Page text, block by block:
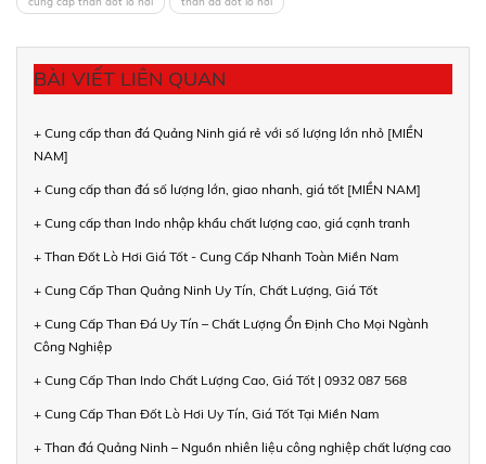
BÀI VIẾT LIÊN QUAN
+ Cung cấp than đá Quảng Ninh giá rẻ với số lượng lớn nhỏ [MIỀN
NAM]
+ Cung cấp than đá số lượng lớn, giao nhanh, giá tốt [MIỀN NAM]
+ Cung cấp than Indo nhập khẩu chất lượng cao, giá cạnh tranh
+ Than Đốt Lò Hơi Giá Tốt - Cung Cấp Nhanh Toàn Miền Nam
+ Cung Cấp Than Quảng Ninh Uy Tín, Chất Lượng, Giá Tốt
+ Cung Cấp Than Đá Uy Tín – Chất Lượng Ổn Định Cho Mọi Ngành
Công Nghiệp
+ Cung Cấp Than Indo Chất Lượng Cao, Giá Tốt | 0932 087 568
+ Cung Cấp Than Đốt Lò Hơi Uy Tín, Giá Tốt Tại Miền Nam
+ Than đá Quảng Ninh – Nguồn nhiên liệu công nghiệp chất lượng cao